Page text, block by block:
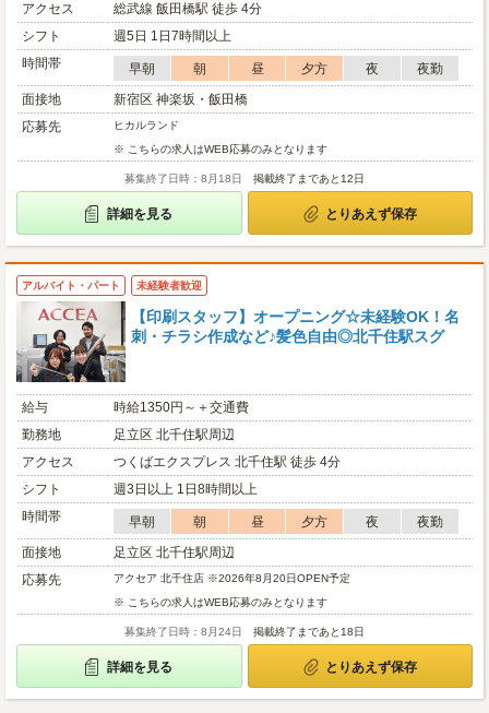
アクセス
総武線 飯田橋駅 徒歩 4分
シフト
週5日 1日7時間以上
時間帯
早朝 朝 昼 夕方 夜
夜勤
面接地
新宿区 神楽坂・飯田橋
応募先
ヒカルランド
※ こちらの求人はWEB応募のみとなります
募集終了日時：8月18日 掲載終了まであと12日
詳細を見る とりあえず保存
アルバイト・パート 未経験者歓迎
【印刷スタッフ】オープニング☆未経験OK！名
刺・チラシ作成など♪髪色自由◎北千住駅スグ
給与
時給1350円～＋交通費
勤務地
足立区 北千住駅周辺
アクセス
つくばエクスプレス 北千住駅 徒歩 4分
シフト
週3日以上 1日8時間以上
時間帯
早朝 朝 昼 夕方 夜
夜勤
面接地
足立区 北千住駅周辺
応募先
アクセア 北千住店 ※2026年8月20日OPEN予定
※ こちらの求人はWEB応募のみとなります
募集終了日時：8月24日 掲載終了まであと18日
詳細を見る とりあえず保存